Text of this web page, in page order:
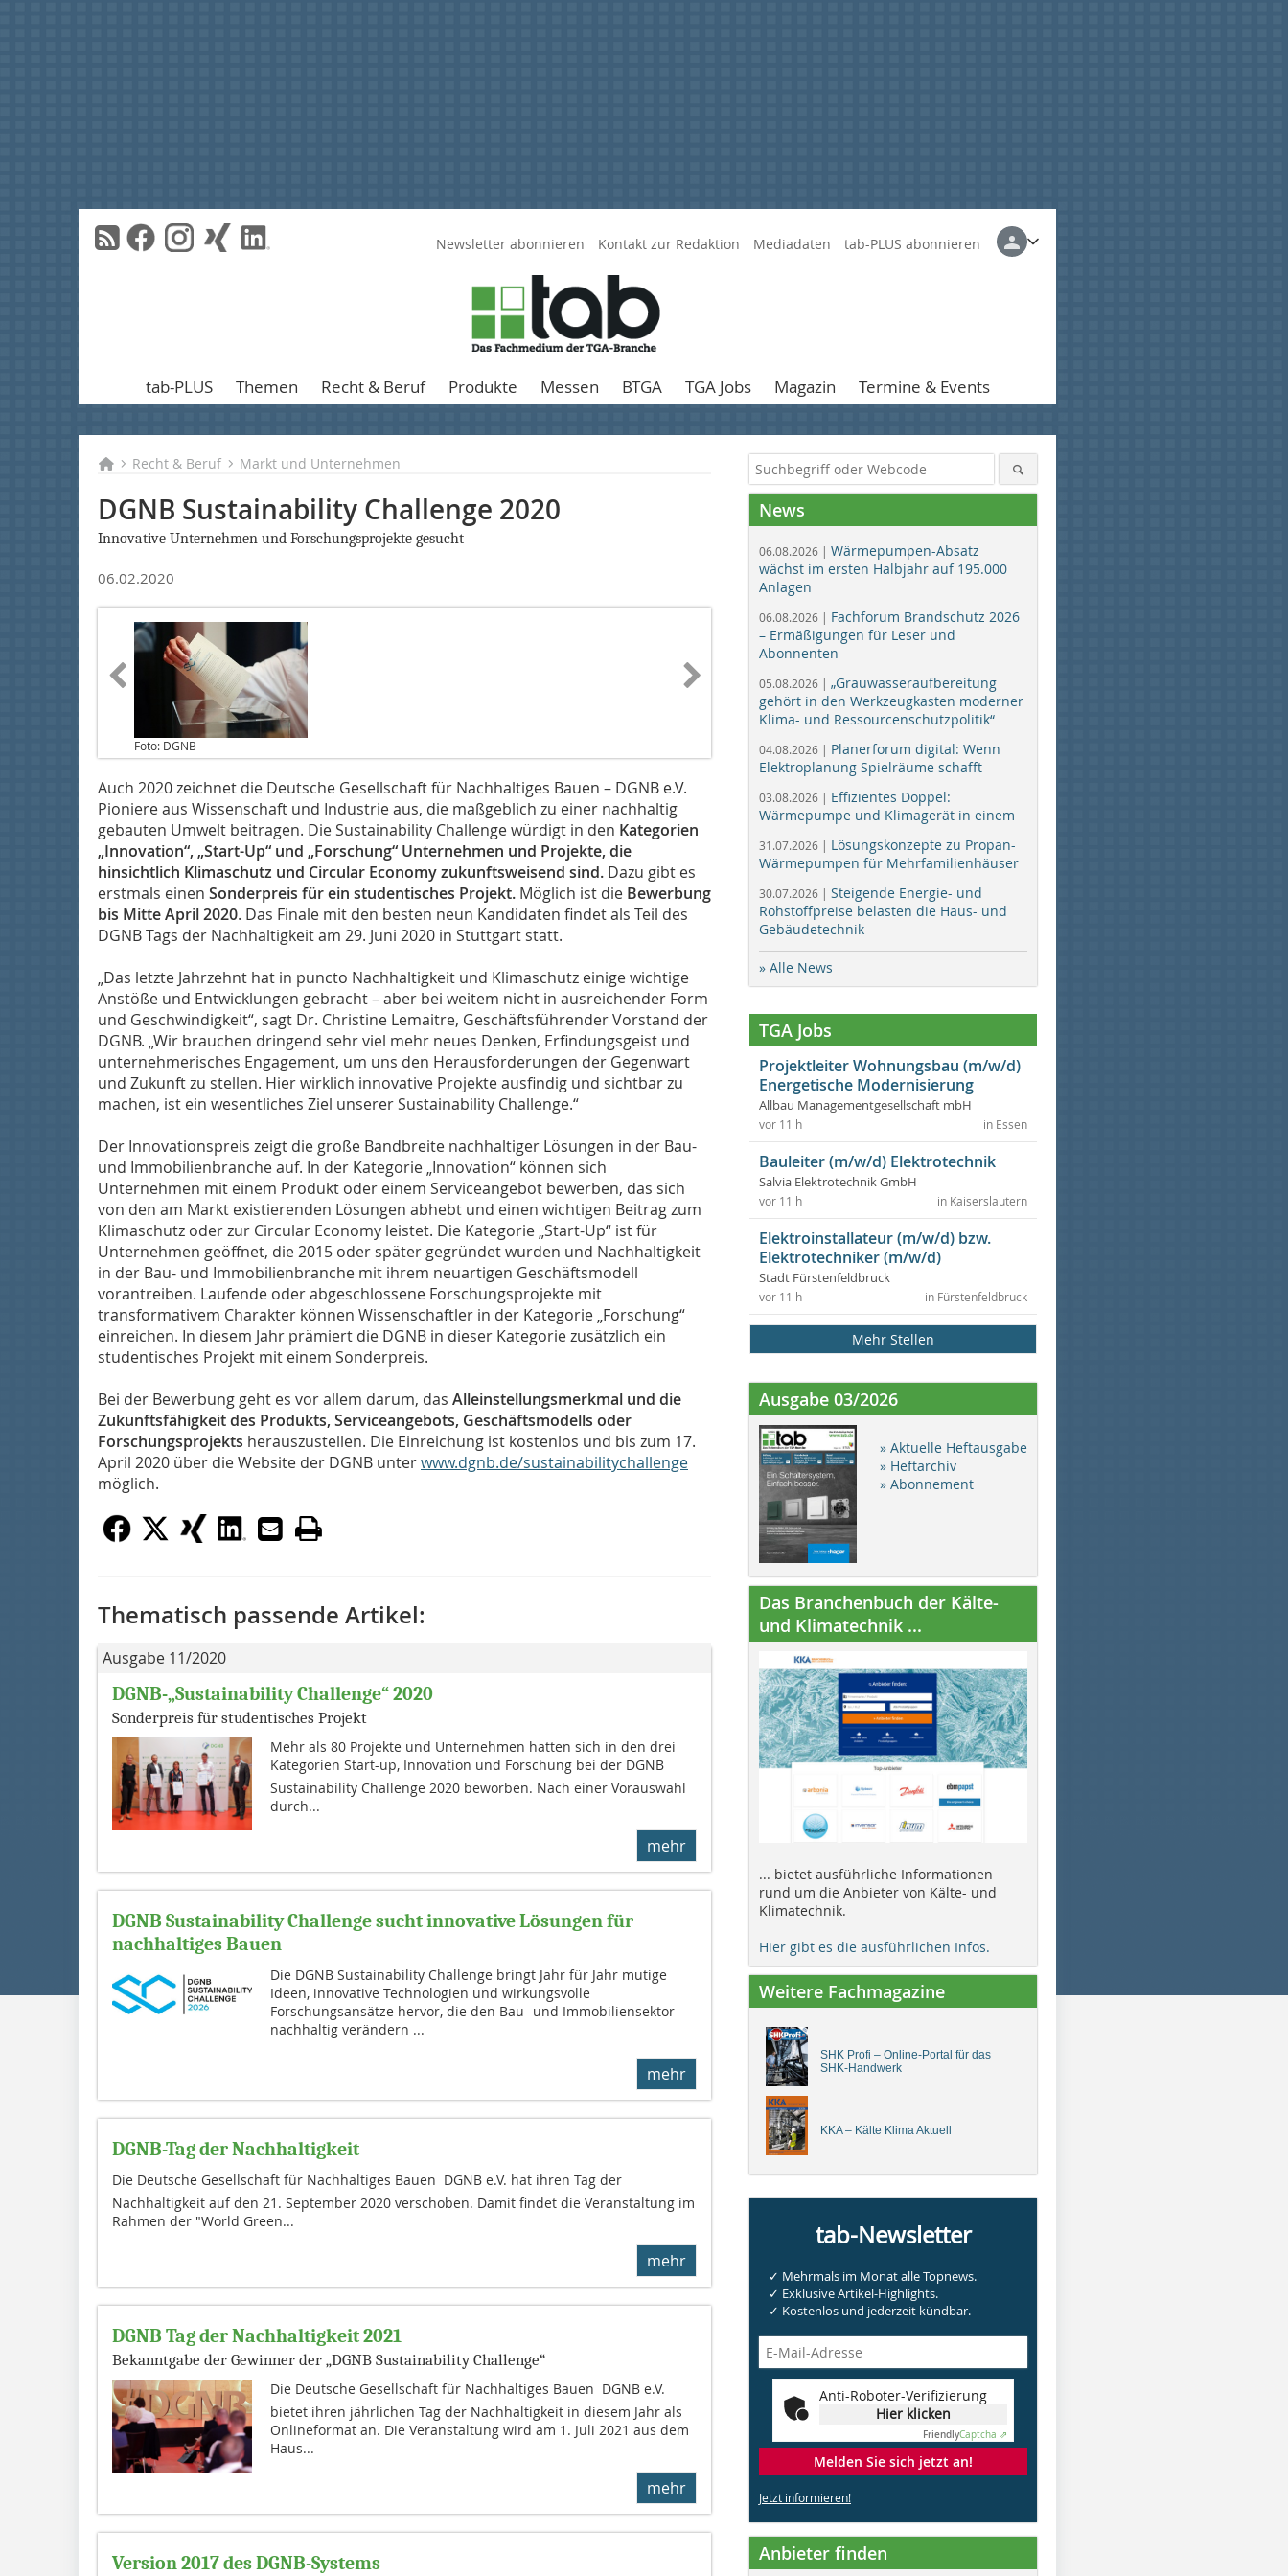
Newsletter abonnieren Kontakt zur Redaktion Mediadaten tab-PLUS abonnieren
tab-PLUS Themen Recht & Beruf Produkte Messen BTGA TGA Jobs Magazin Termine & Events
Recht & Beruf Markt und Unternehmen
DGNB Sustainability Challenge 2020
Innovative Unternehmen und Forschungsprojekte gesucht
06.02.2020
Foto: DGNB
Auch 2020 zeichnet die Deutsche Gesellschaft für Nachhaltiges Bauen – DGNB e.V.
Pioniere aus Wissenschaft und Industrie aus, die maßgeblich zu einer nachhaltig
gebauten Umwelt beitragen. Die Sustainability Challenge würdigt in den Kategorien
„Innovation“, „Start-Up“ und „Forschung“ Unternehmen und Projekte, die
hinsichtlich Klimaschutz und Circular Economy zukunftsweisend sind. Dazu gibt es
erstmals einen Sonderpreis für ein studentisches Projekt. Möglich ist die Bewerbung
bis Mitte April 2020. Das Finale mit den besten neun Kandidaten findet als Teil des
DGNB Tags der Nachhaltigkeit am 29. Juni 2020 in Stuttgart statt.
„Das letzte Jahrzehnt hat in puncto Nachhaltigkeit und Klimaschutz einige wichtige
Anstöße und Entwicklungen gebracht – aber bei weitem nicht in ausreichender Form
und Geschwindigkeit“, sagt Dr. Christine Lemaitre, Geschäftsführender Vorstand der
DGNB. „Wir brauchen dringend sehr viel mehr neues Denken, Erfindungsgeist und
unternehmerisches Engagement, um uns den Herausforderungen der Gegenwart
und Zukunft zu stellen. Hier wirklich innovative Projekte ausfindig und sichtbar zu
machen, ist ein wesentliches Ziel unserer Sustainability Challenge.“
Der Innovationspreis zeigt die große Bandbreite nachhaltiger Lösungen in der Bau-
und Immobilienbranche auf. In der Kategorie „Innovation“ können sich
Unternehmen mit einem Produkt oder einem Serviceangebot bewerben, das sich
von den am Markt existierenden Lösungen abhebt und einen wichtigen Beitrag zum
Klimaschutz oder zur Circular Economy leistet. Die Kategorie „Start-Up“ ist für
Unternehmen geöffnet, die 2015 oder später gegründet wurden und Nachhaltigkeit
in der Bau- und Immobilienbranche mit ihrem neuartigen Geschäftsmodell
vorantreiben. Laufende oder abgeschlossene Forschungsprojekte mit
transformativem Charakter können Wissenschaftler in der Kategorie „Forschung“
einreichen. In diesem Jahr prämiert die DGNB in dieser Kategorie zusätzlich ein
studentisches Projekt mit einem Sonderpreis.
Bei der Bewerbung geht es vor allem darum, das Alleinstellungsmerkmal und die
Zukunftsfähigkeit des Produkts, Serviceangebots, Geschäftsmodells oder
Forschungsprojekts herauszustellen. Die Einreichung ist kostenlos und bis zum 17.
April 2020 über die Website der DGNB unterwww.dgnb.de/sustainabilitychallenge
möglich.
Thematisch passende Artikel:
Ausgabe 11/2020
DGNB-„Sustainability Challenge“ 2020
Sonderpreis für studentisches Projekt
Mehr als 80 Projekte und Unternehmen hatten sich in den drei
Kategorien Start-up, Innovation und Forschung bei der DGNB
Sustainability Challenge 2020 beworben. Nach einer Vorauswahl
durch...
mehr
DGNB Sustainability Challenge sucht innovative Lösungen für
nachhaltiges Bauen
Die DGNB Sustainability Challenge bringt Jahr für Jahr mutige
Ideen, innovative Technologien und wirkungsvolle
Forschungsansätze hervor, die den Bau- und Immobiliensektor
nachhaltig verändern ...
mehr
DGNB-Tag der Nachhaltigkeit
Die Deutsche Gesellschaft für Nachhaltiges Bauen  DGNB e.V. hat ihren Tag der
Nachhaltigkeit auf den 21. September 2020 verschoben. Damit findet die Veranstaltung im
Rahmen der "World Green...
mehr
DGNB Tag der Nachhaltigkeit 2021
Bekanntgabe der Gewinner der „DGNB Sustainability Challenge“
Die Deutsche Gesellschaft für Nachhaltiges Bauen  DGNB e.V.
bietet ihren jährlichen Tag der Nachhaltigkeit in diesem Jahr als
Onlineformat an. Die Veranstaltung wird am 1. Juli 2021 aus dem
Haus...
mehr
Version 2017 des DGNB-Systems
News
06.08.2026 | Wärmepumpen-Absatz
wächst im ersten Halbjahr auf 195.000
Anlagen
06.08.2026 | Fachforum Brandschutz 2026
– Ermäßigungen für Leser und
Abonnenten
05.08.2026 | „Grauwasseraufbereitung
gehört in den Werkzeugkasten moderner
Klima- und Ressourcenschutzpolitik“
04.08.2026 | Planerforum digital: Wenn
Elektroplanung Spielräume schafft
03.08.2026 | Effizientes Doppel:
Wärmepumpe und Klimagerät in einem
31.07.2026 | Lösungskonzepte zu Propan-
Wärmepumpen für Mehrfamilienhäuser
30.07.2026 | Steigende Energie- und
Rohstoffpreise belasten die Haus- und
Gebäudetechnik
» Alle News
TGA Jobs
Projektleiter Wohnungsbau (m/w/d)
Energetische Modernisierung
Allbau Managementgesellschaft mbH
in Essen
vor 11 h
Bauleiter (m/w/d) Elektrotechnik
Salvia Elektrotechnik GmbH
in Kaiserslautern
vor 11 h
Elektroinstallateur (m/w/d) bzw.
Elektrotechniker (m/w/d)
Stadt Fürstenfeldbruck
in Fürstenfeldbruck
vor 11 h
Mehr Stellen
Ausgabe 03/2026
» Aktuelle Heftausgabe
» Heftarchiv
» Abonnement
Das Branchenbuch der Kälte-
und Klimatechnik ...
... bietet ausführliche Informationen
rund um die Anbieter von Kälte- und
Klimatechnik.
Hier gibt es die ausführlichen Infos.
Weitere Fachmagazine
SHK Profi – Online-Portal für das
SHK-Handwerk
KKA – Kälte Klima Aktuell
tab-Newsletter
✓ Mehrmals im Monat alle Topnews.
✓ Exklusive Artikel-Highlights.
✓ Kostenlos und jederzeit kündbar.
Anti-Roboter-Verifizierung
Hier klicken
FriendlyCaptcha ⇗
Melden Sie sich jetzt an!
Jetzt informieren!
Anbieter finden